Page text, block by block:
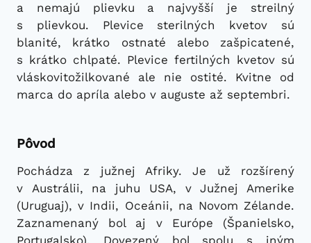
a nemajú plievku a najvyšší je streilný
s plievkou. Plevice sterilných kvetov sú
blanité, krátko ostnaté alebo zašpicatené,
s krátko chlpaté. Plevice fertilných kvetov sú
vláskovitožilkované ale nie ostité. Kvitne od
marca do apríla alebo v auguste až septembri.
Pôvod
Pochádza z južnej Afriky. Je už rozšírený
v Austrálii, na juhu USA, v Južnej Amerike
(Uruguaj), v Indii, Oceánii, na Novom Zélande.
Zaznamenaný bol aj v Európe (Španielsko,